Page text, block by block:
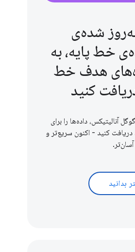
به‌روز شده‌ی
خط پایه، به
هدف خط
کنید
آنالیتیکس، داده‌ها را برای
کنید - اکنون سریع‌تر و
آسان‌تر.
بدانید